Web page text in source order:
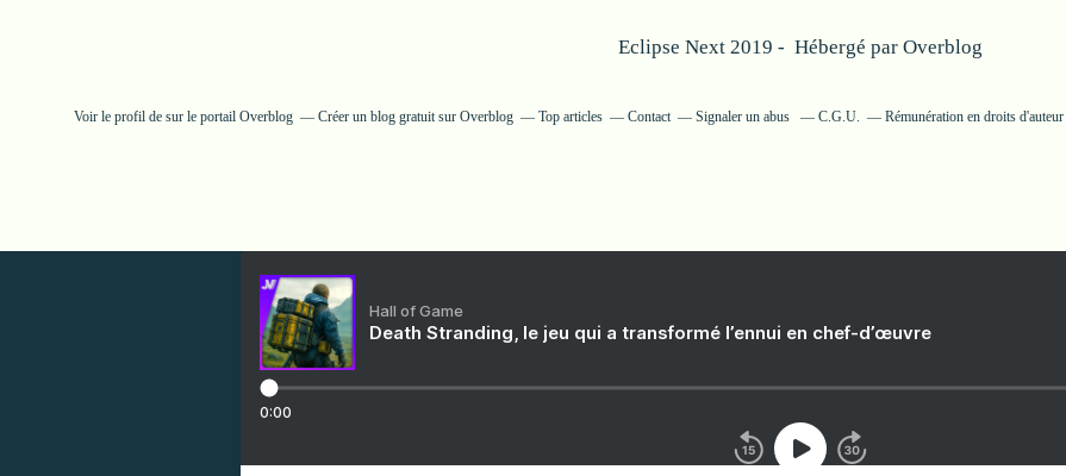
Eclipse Next 2019 - Hébergé par Overblog
Voir le profil de sur le portail Overblog Créer un blog gratuit sur Overblog Top articles Contact Signaler un abus C.G.U. Rémunération en droits d'auteur
Hall of Game
Death Stranding, le jeu qui a transformé l’ennui en chef-d’œuvre
0:00